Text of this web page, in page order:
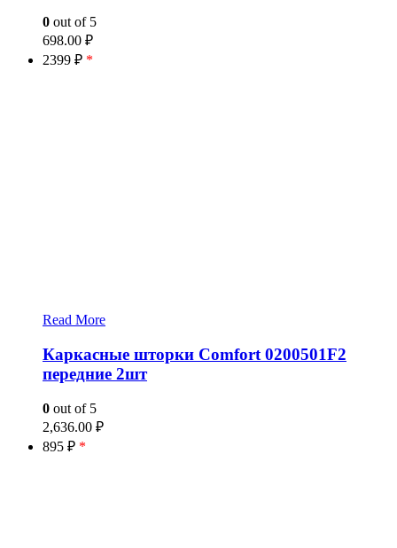
0 out of 5
698.00 ₽
2399 ₽ *
Read More
Каркасные шторки Comfort 0200501F2
передние 2шт
0 out of 5
2,636.00 ₽
895 ₽ *